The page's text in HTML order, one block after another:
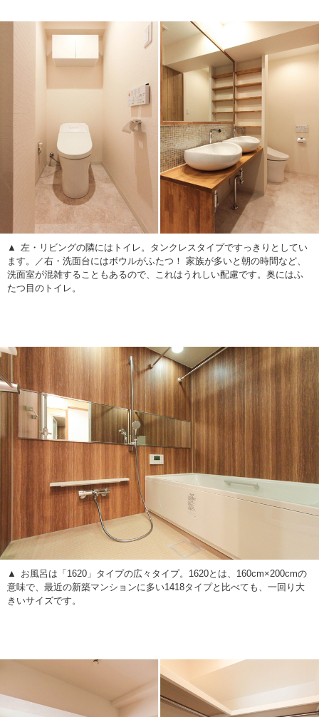
左・リビングの隣にはトイレ。タンクレスタイプですっきりとしてい
ます。／右・洗面台にはボウルがふたつ！ 家族が多いと朝の時間など、
洗面室が混雑することもあるので、これはうれしい配慮です。奥にはふ
たつ目のトイレ。
お風呂は「1620」タイプの広々タイプ。1620とは、160cm×200cmの
意味で、最近の新築マンションに多い1418タイプと比べても、一回り大
きいサイズです。